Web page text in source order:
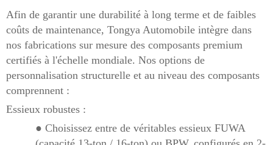
Afin de garantir une durabilité à long terme et de faibles
coûts de maintenance, Tongya Automobile intègre dans
nos fabrications sur mesure des composants premium
certifiés à l'échelle mondiale. Nos options de
personnalisation structurelle et au niveau des composants
comprennent :
Essieux robustes :
● Choisissez entre de véritables essieux FUWA